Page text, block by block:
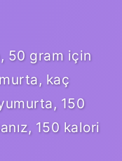
50 gram için
kaç
150
150 kalori